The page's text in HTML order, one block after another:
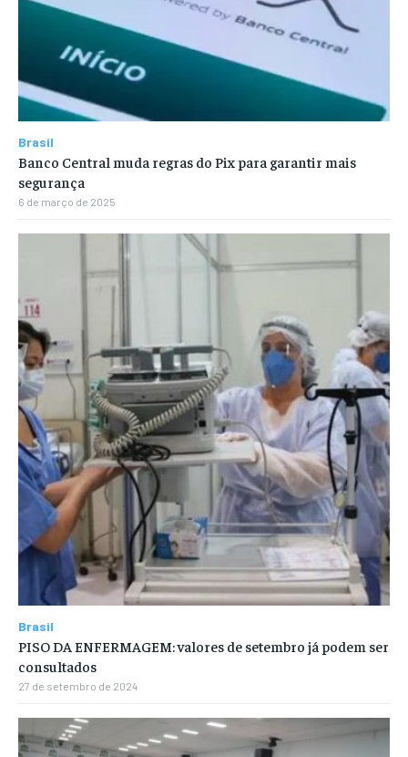
Brasil
Banco Central muda regras do Pix para garantir mais
segurança
6 de março de 2025
Brasil
PISO DA ENFERMAGEM: valores de setembro já podem ser
consultados
27 de setembro de 2024